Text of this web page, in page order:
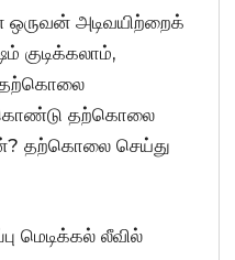
அடிவயிற்றைக்
குடிக்கலாம்,
தற்கொலை
தற்கொலை
தற்கொலை செய்து
மெடிக்கல் லீவில்